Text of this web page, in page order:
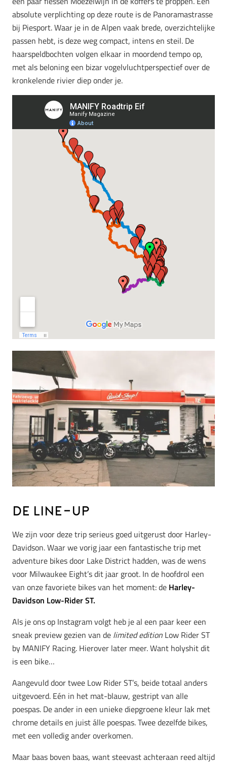
absolute verplichting op deze route is de Panoramastrasse
bij Piesport. Waar je in de Alpen vaak brede, overzichtelijke
passen hebt, is deze weg compact, intens en steil. De
haarspeldbochten volgen elkaar in moordend tempo op,
met als beloning een bizar vogelvluchtperspectief over de
kronkelende rivier diep onder je.
De line-up
We zijn voor deze trip serieus goed uitgerust door Harley-
Davidson. Waar we vorig jaar een fantastische trip met
adventure bikes door Lake District hadden, was de wens
voor Milwaukee Eight’s dit jaar groot. In de hoofdrol een
van onze favoriete bikes van het moment: de Harley-
Davidson Low-Rider ST.
Als je ons op Instagram volgt heb je al een paar keer een
sneak preview gezien van de limited edition Low Rider ST
by MANIFY Racing. Hierover later meer. Want holyshit dit
is een bike…
Aangevuld door twee Low Rider ST’s, beide totaal anders
uitgevoerd. Eén in het mat-blauw, gestript van alle
poespas. De ander in een unieke diepgroene kleur lak met
chrome details en juist álle poespas. Twee dezelfde bikes,
met een volledig ander overkomen.
Maar baas boven baas, want steevast achteraan reed altijd